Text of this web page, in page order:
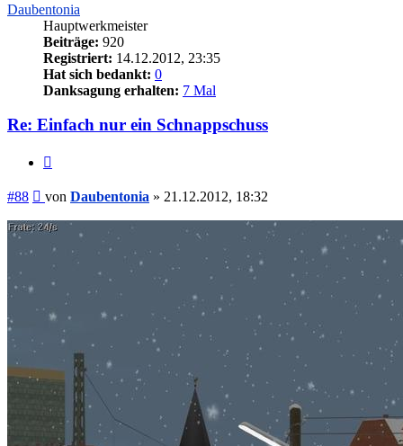
Daubentonia
Hauptwerkmeister
Beiträge: 920
Registriert: 14.12.2012, 23:35
Hat sich bedankt: 0
Danksagung erhalten: 7 Mal
Re: Einfach nur ein Schnappschuss
#88 Beitrag
von Daubentonia » 21.12.2012, 18:32